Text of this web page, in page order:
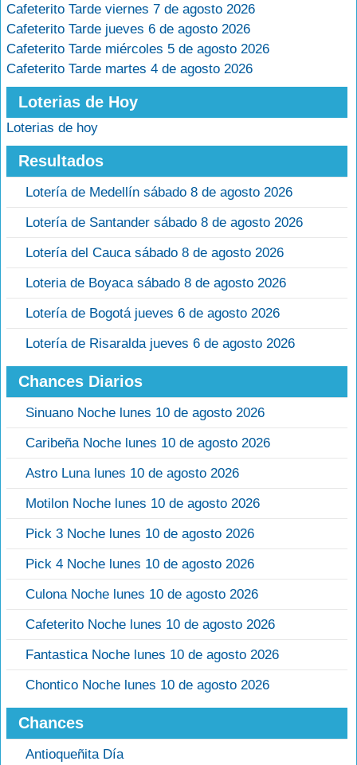
Cafeterito Tarde viernes 7 de agosto 2026
Cafeterito Tarde jueves 6 de agosto 2026
Cafeterito Tarde miércoles 5 de agosto 2026
Cafeterito Tarde martes 4 de agosto 2026
Loterias de Hoy
Loterias de hoy
Resultados
Lotería de Medellín sábado 8 de agosto 2026
Lotería de Santander sábado 8 de agosto 2026
Lotería del Cauca sábado 8 de agosto 2026
Loteria de Boyaca sábado 8 de agosto 2026
Lotería de Bogotá jueves 6 de agosto 2026
Lotería de Risaralda jueves 6 de agosto 2026
Chances Diarios
Sinuano Noche lunes 10 de agosto 2026
Caribeña Noche lunes 10 de agosto 2026
Astro Luna lunes 10 de agosto 2026
Motilon Noche lunes 10 de agosto 2026
Pick 3 Noche lunes 10 de agosto 2026
Pick 4 Noche lunes 10 de agosto 2026
Culona Noche lunes 10 de agosto 2026
Cafeterito Noche lunes 10 de agosto 2026
Fantastica Noche lunes 10 de agosto 2026
Chontico Noche lunes 10 de agosto 2026
Chances
Antioqueñita Día